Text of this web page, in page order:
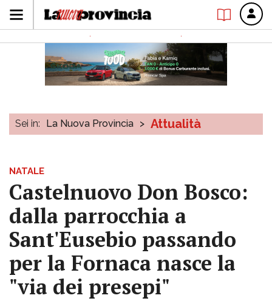
Sei in: La Nuova Provincia > Attualità
NATALE
Castelnuovo Don Bosco:
dalla parrocchia a
Sant'Eusebio passando
per la Fornaca nasce la
"via dei presepi"